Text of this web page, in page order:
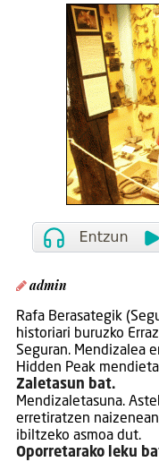
admin
Rafa Berasategik
historiari buruzko
Seguran. Mendizalea
Hidden Peak
Zaletasun bat.
Mendizaletasuna.
erretiratzen
ibiltzeko asmoa dut.
Oporretarako leku